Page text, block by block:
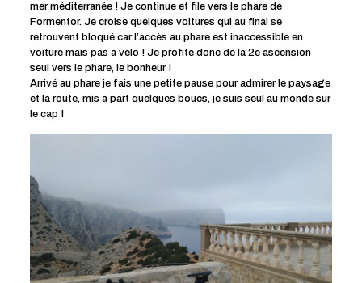
mer méditerranée ! Je continue et file vers le phare de
Formentor. Je croise quelques voitures qui au final se
retrouvent bloqué car l’accès au phare est inaccessible en
voiture mais pas à vélo ! Je profite donc de la 2e ascension
seul vers le phare, le bonheur !
Arrivé au phare je fais une petite pause pour admirer le paysage
et la route, mis à part quelques boucs, je suis seul au monde sur
le cap !